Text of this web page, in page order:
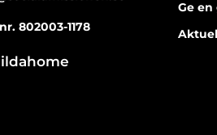
802003-1178
Ge en